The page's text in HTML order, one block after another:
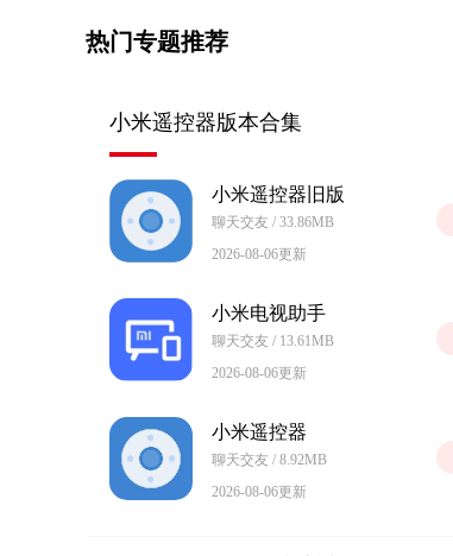
热门专题推荐
小米遥控器版本合集
小米遥控器旧版
聊天交友 / 33.86MB
2026-08-06更新
小米电视助手
聊天交友 / 13.61MB
2026-08-06更新
小米遥控器
聊天交友 / 8.92MB
2026-08-06更新